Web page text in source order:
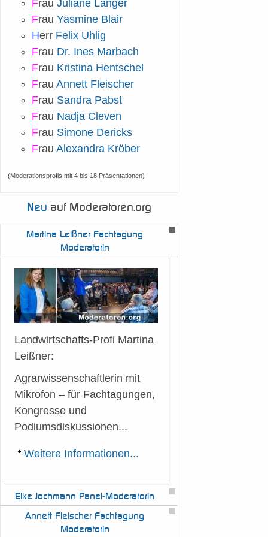
Frau Juliane Langer
Frau Yasmine Blair
Herr Felix Uhlig
Frau Dr. Ines Marbach
Frau Kristina Hentschel
Frau Annett Fleischer
Frau Sandra Pabst
Frau Nadja Cleven
Frau Simone Dericks
Frau Alexandra Kröber
(Moderationsprofis mit 4 bis 18 Präsentationen)
Neu auf Moderatoren.org
Martina Leißner Fachtagung
Moderatorin
Landwirtschafts-Profi Martina
Leißner:
Agrarwissenschaftlerin mit
Mikrofon – für Fachtagungen,
Kongresse und
Podiumsdiskussionen...
Weitere Informationen...
Elke Jochmann Panel-Moderatorin
Annett Fleischer Fachtagung
Moderatorin